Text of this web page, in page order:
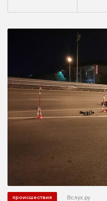
происшествия Вслух.ру